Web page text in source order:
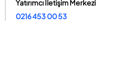
Yatırımcı İletişim Merkezi
0216 453 00 53